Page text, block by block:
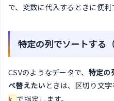
で、変数に代入するときに便利
特定の列でソートする
CSVのようなデータで、 特定の
べ替えたいときは、区切り文字
で指定します。